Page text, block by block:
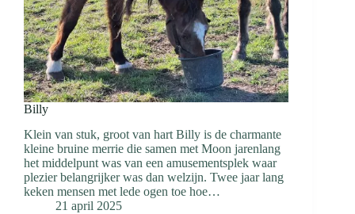
Billy
Klein van stuk, groot van hart Billy is de charmante
kleine bruine merrie die samen met Moon jarenlang
het middelpunt was van een amusementsplek waar
plezier belangrijker was dan welzijn. Twee jaar lang
keken mensen met lede ogen toe hoe…
21 april 2025